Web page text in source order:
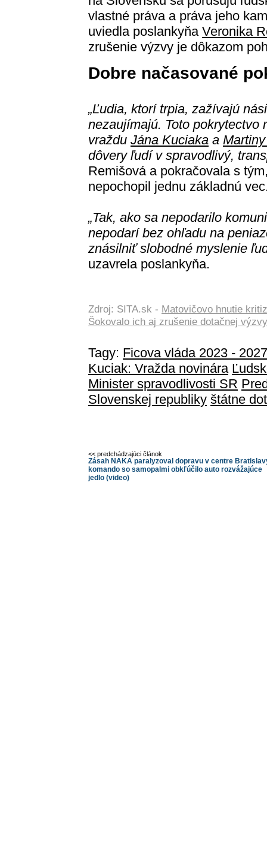
vlastné práva a práva jeho
uviedla poslankyňa Veronika
zrušenie výzvy je dôkazom
Dobre načasované
„Ľudia, ktorí trpia, zažívajú
nezaujímajú. Toto pokrytectvo
vraždu Jána Kuciaka a
dôvery ľudí v spravodlivý,
Remišová a pokračovala s
nepochopil jednu základnú
„Tak, ako sa nepodarilo
nepodarí bez ohľadu na
znásilniť slobodné myslenie
uzavrela poslankyňa.
Zdroj: SITA.sk - Matovičovo hnutie
Šokovalo ich aj zrušenie dotačnej
Tagy: Ficova vláda 2023 -
Kuciak: Vražda novinára
Minister spravodlivosti SR
Slovenskej republiky štátne
<< predchádzajúci článok
Zásah NAKA paralyzoval dopravu v centre
komando so samopalmi obkľúčilo auto rozvážajúce
jedlo (video)